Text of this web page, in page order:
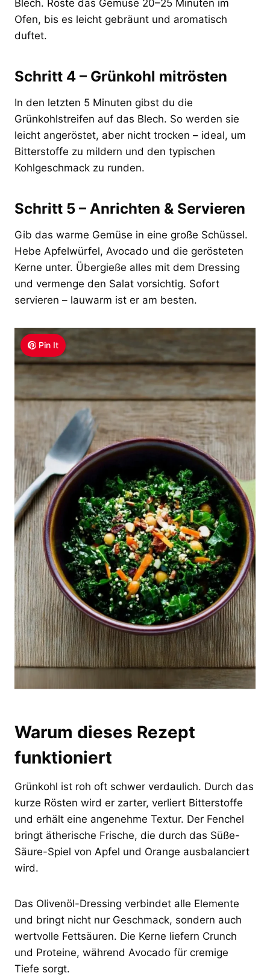
Blech. Röste das Gemüse 20–25 Minuten im
Ofen, bis es leicht gebräunt und aromatisch
duftet.
Schritt 4 – Grünkohl mitrösten
In den letzten 5 Minuten gibst du die
Grünkohlstreifen auf das Blech. So werden sie
leicht angeröstet, aber nicht trocken – ideal, um
Bitterstoffe zu mildern und den typischen
Kohlgeschmack zu runden.
Schritt 5 – Anrichten & Servieren
Gib das warme Gemüse in eine große Schüssel.
Hebe Apfelwürfel, Avocado und die gerösteten
Kerne unter. Übergieße alles mit dem Dressing
und vermenge den Salat vorsichtig. Sofort
servieren – lauwarm ist er am besten.
Pin It
Warum dieses Rezept
funktioniert
Grünkohl ist roh oft schwer verdaulich. Durch das
kurze Rösten wird er zarter, verliert Bitterstoffe
und erhält eine angenehme Textur. Der Fenchel
bringt ätherische Frische, die durch das Süße-
Säure-Spiel von Apfel und Orange ausbalanciert
wird.
Das Olivenöl-Dressing verbindet alle Elemente
und bringt nicht nur Geschmack, sondern auch
wertvolle Fettsäuren. Die Kerne liefern Crunch
und Proteine, während Avocado für cremige
Tiefe sorgt.